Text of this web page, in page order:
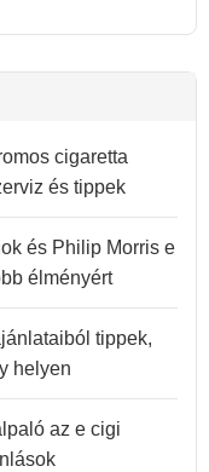
cigaretta
és tippek
és Philip Morris e
élményért
tippek,
helyen
az e cigi